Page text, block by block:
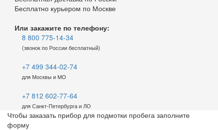
Бесплатно курьером по Москве
Или закажите по телефону:
8 800 775-14-34
(звонок по России бесплатный)
+7 499 344-02-74
для Москвы и МО
+7 812 602-77-64
для Санкт-Петербурга и ЛО
Чтобы заказать прибор для подмотки пробега заполните
форму